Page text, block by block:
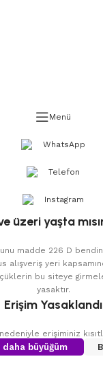
Menü
WhatsApp
Telefon
Instagram
üzeri yaşta
madde 226 D
alışveriş yeri
bu siteye
yasaktır.
Erişim Yasaklandı
nedeniyle erişiminiz
daha büyüğüm